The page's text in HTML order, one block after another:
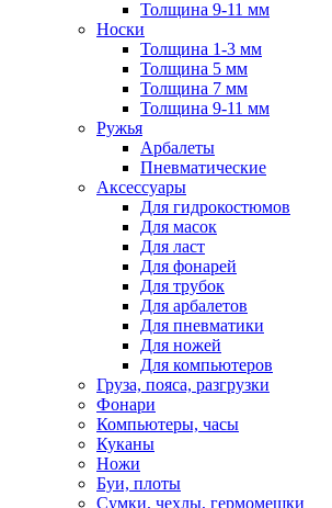
Толщина 9-11 мм
Носки
Толщина 1-3 мм
Толщина 5 мм
Толщина 7 мм
Толщина 9-11 мм
Ружья
Арбалеты
Пневматические
Аксессуары
Для гидрокостюмов
Для масок
Для ласт
Для фонарей
Для трубок
Для арбалетов
Для пневматики
Для ножей
Для компьютеров
Груза, пояса, разгрузки
Фонари
Компьютеры, часы
Куканы
Ножи
Буи, плоты
Сумки, чехлы, гермомешки